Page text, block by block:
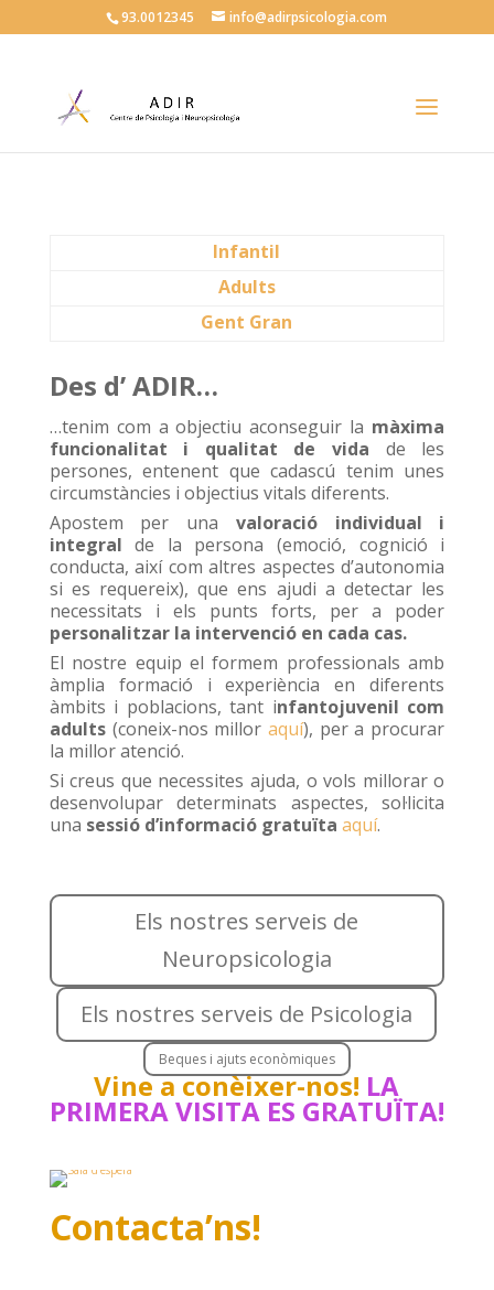
93.0012345 info@adirpsicologia.com
Infantil
Adults
Gent Gran
Des d’ ADIR…
…tenim com a objectiu aconseguir la màxima
funcionalitat i qualitat de vida de les
persones, entenent que cadascú tenim unes
circumstàncies i objectius vitals diferents.
Apostem per una valoració individual i
integral de la persona (emoció, cognició i
conducta, així com altres aspectes d’autonomia
si es requereix), que ens ajudi a detectar les
necessitats i els punts forts, per a poder
personalitzar la intervenció en cada cas.
El nostre equip el formem professionals amb
àmplia formació i experiència en diferents
àmbits i poblacions, tant infantojuvenil com
adults(coneix-nos millor aquí), per a procurar
la millor atenció.
Si creus que necessites ajuda, o vols millorar o
desenvolupar determinats aspectes, sol·licita
una sessió d’informació gratuïta aquí.
Els nostres serveis de
Neuropsicologia
Els nostres serveis de Psicologia
Beques i ajuts econòmiques
Vine a conèixer-nos! LA
PRIMERA VISITA ES GRATUÏTA!
Contacta’ns!